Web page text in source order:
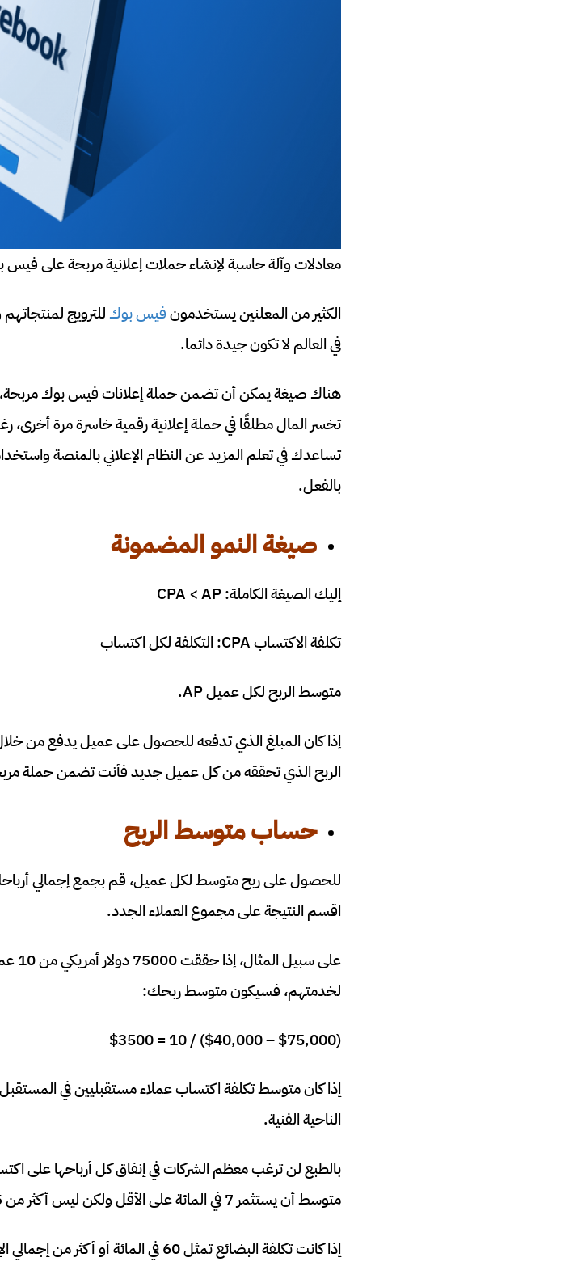
معادلات وآلة حاسبة لإنشاء حملات إعلانية مربحة على فيس
الكثير من المعلنين يستخدمونفيس بوكللترويج
في العالم لا تكون جيدة دائما.
هناك صيغة يمكن أن تضمن حملة إعلانات فيس بوك مربحة،
تخسر المال مطلقًا في حملة إعلانية رقمية خاسرة مرة
تساعدك في تعلم المزيد عن النظام الإعلاني بالمنصة
بالفعل.
صيغة النمو المضمونة
إليك الصيغة الكاملة: CPA < AP
تكلفة الاكتساب CPA: التكلفة لكل اكتساب
متوسط الربح لكل عميل AP.
إذا كان المبلغ الذي تدفعه للحصول على عميل يدفع من
الربح الذي تحققه من كل عميل جديد فأنت تضمن حملة
حساب متوسط الربح
للحصول على ربح متوسط ​​لكل عميل، قم بجمع إجمالي
اقسم النتيجة على مجموع العملاء الجدد.
لخدمتهم، فسيكون متوسط ​​ربحك:
($75,000 – $40,000) / 10 = $3500
الناحية الفنية.
بالطبع لن ترغب معظم الشركات في إنفاق كل أرباحها على
متوسط ​​أن يستثمر 7 في المائة على الأقل ولكن ليس أكثر من 15 في المائة من الإيرادات في المبيعات والتسويق.
إذا كانت تكلفة البضائع تمثل 60 في